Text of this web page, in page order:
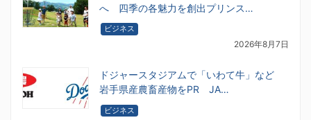
へ 四季の各魅力を創出プリンス…
ビジネス
2026年8月7日
ドジャースタジアムで「いわて牛」など
岩手県産農畜産物をPR JA…
ビジネス